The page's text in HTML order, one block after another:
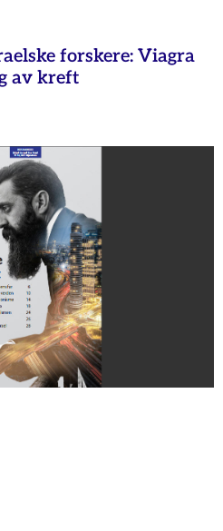
forskere: Viagra
av kreft